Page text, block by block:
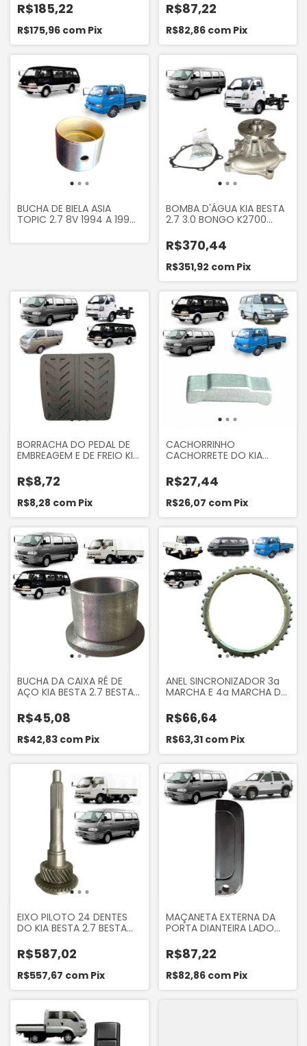
R$185,22
R$175,96 com Pix
KIA BESTA GS 2.7 3.0
SPORTAGE 1996 A 2004
BONGO K2700 MARCA
MANDO OK72A59410
R$87,22
R$82,86 com Pix
BUCHA DE BIELA ASIA
TOPIC 2.7 8V 1994 A 1999
MARCA JS JSUTPC
BOMBA D'ÁGUA KIA BESTA
2.7 3.0 BONGO K2700
R$370,44
R$351,92 com Pix
BORRACHA DO PEDAL DE
EMBREAGEM E DE FREIO KIA
3.0 BONGO K2700 2004 A
2010 ASIA TOPIC 2.7 1994
A 1999 CAMPRISMA 3521
R$8,72
R$8,28 com Pix
CACHORRINHO
CACHORRETE DO KIA
BESTA 2.2 2.7 BESTA GS 2.7
3.0 ASIA TOPIC 1994 A
1999
R$27,44
R$26,07 com Pix
BUCHA DA CAIXA RÉ DE
AÇO KIA BESTA 2.7 BESTA
BONGO K2700 ASIA TOPIC
1994 A 1999 MANDO
K71E17284
R$45,08
R$42,83 com Pix
ANEL SINCRONIZADOR 3a
MARCHA E 4a MARCHA DO
K2700 CERES 4X2 1994 A
1996 BESTA 2.7 BESTA GS
2.7 ASIA TOPIC 1994 A
1999 AUTOTEC
ISAPA18645
R$66,64
R$63,31 com Pix
EIXO PILOTO 24 DENTES
DO KIA BESTA 2.7 BESTA
KOREA ISAPA11139
R$587,02
R$557,67 com Pix
MAÇANETA EXTERNA DA
PORTA DIANTEIRA LADO
GS 2.7 3.0 BONGO K2700
SPORTAGE 1996 A 2004
ORIGINAL
R$87,22
R$82,86 com Pix